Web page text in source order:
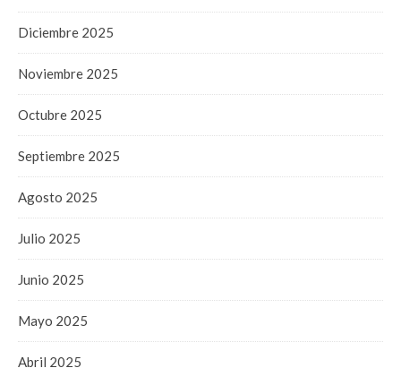
Diciembre 2025
Noviembre 2025
Octubre 2025
Septiembre 2025
Agosto 2025
Julio 2025
Junio 2025
Mayo 2025
Abril 2025